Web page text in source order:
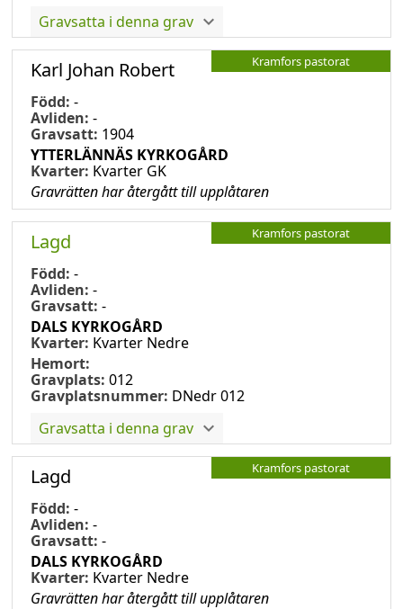
Gravsatta i denna grav
Kramfors pastorat
Karl Johan Robert
Född: -
Avliden: -
Gravsatt: 1904
YTTERLÄNNÄS KYRKOGÅRD
Kvarter: Kvarter GK
Gravrätten har återgått till upplåtaren
Kramfors pastorat
Lagd
Född: -
Avliden: -
Gravsatt: -
DALS KYRKOGÅRD
Kvarter: Kvarter Nedre
Hemort:
Gravplats: 012
Gravplatsnummer: DNedr 012
Gravsatta i denna grav
Kramfors pastorat
Lagd
Född: -
Avliden: -
Gravsatt: -
DALS KYRKOGÅRD
Kvarter: Kvarter Nedre
Gravrätten har återgått till upplåtaren